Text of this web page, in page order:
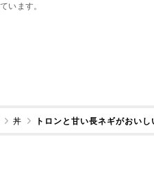
います。
丼 トロンと甘い長ネギがおい